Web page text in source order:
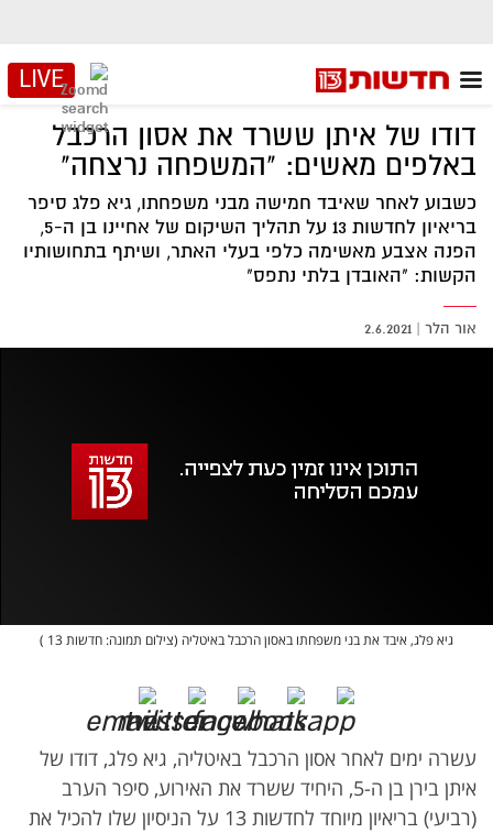
LIVE
דודו של איתן ששרד את אסון הרכבל
באלפים מאשים: "המשפחה נרצחה"
כשבוע לאחר שאיבד חמישה מבני משפחתו, גיא פלג סיפר
בריאיון לחדשות 13 על תהליך השיקום של אחיינו בן ה-5,
הפנה אצבע מאשימה כלפי בעלי האתר, ושיתף בתחושותיו
הקשות: "האובדן בלתי נתפס"
אור הלר |
2.6.2021
גיא פלג, איבד את בני משפחתו באסון הרכבל באיטליה (צילום תמונה: חדשות 13 )
עשרה ימים לאחר אסון הרכבל באיטליה, גיא פלג, דודו של
איתן בירן בן ה-5, היחיד ששרד את האירוע, סיפר הערב
(רביעי) בריאיון מיוחד לחדשות 13 על הניסיון שלו להכיל את